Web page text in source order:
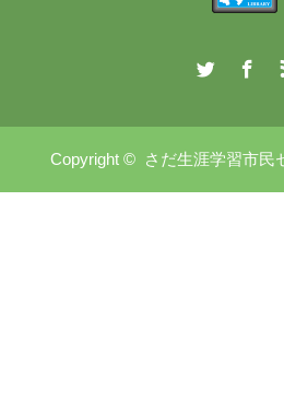
Copyright © さだ生涯学習市民